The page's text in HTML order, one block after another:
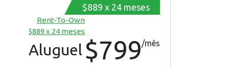
$889 x 24 meses
Rent-To-Own
$889 x 24 meses
Aluguel $799/mês